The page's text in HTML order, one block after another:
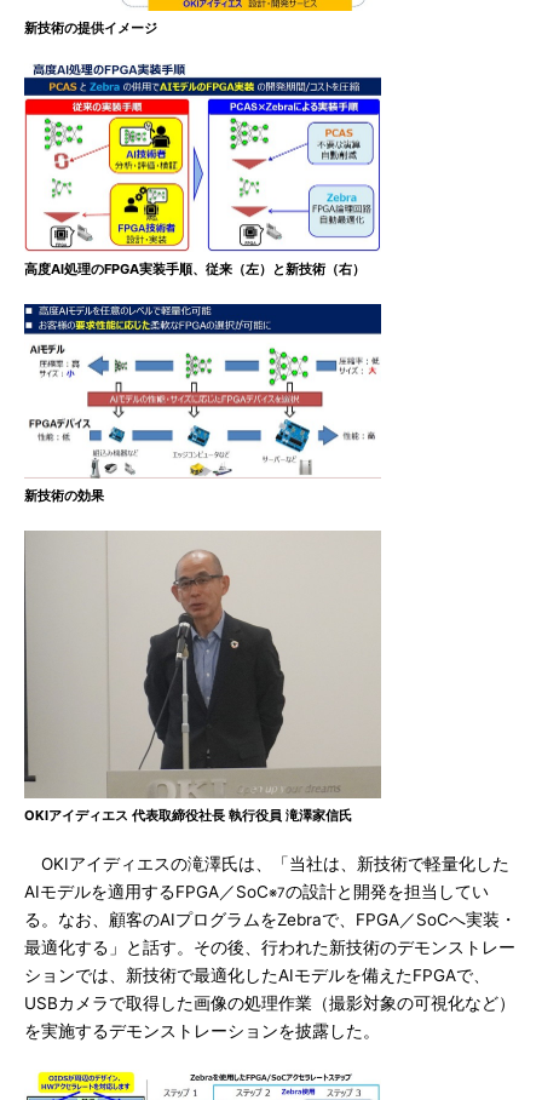
新技術の提供イメージ
高度AI処理のFPGA実装手順、従来（左）と新技術（右）
新技術の効果
OKIアイディエス 代表取締役社長 執行役員 滝澤家信氏
OKIアイディエスの滝澤氏は、「当社は、新技術で軽量化した
AIモデルを適用するFPGA／SoC※7の設計と開発を担当してい
る。なお、顧客のAIプログラムをZebraで、FPGA／SoCへ実装・
最適化する」と話す。その後、行われた新技術のデモンストレー
ションでは、新技術で最適化したAIモデルを備えたFPGAで、
USBカメラで取得した画像の処理作業（撮影対象の可視化など）
を実施するデモンストレーションを披露した。